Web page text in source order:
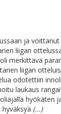
ja
liigan
merkittävä
liigan
odotettiin
laukaus
hyökäten
(...)